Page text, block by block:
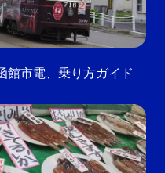
館市電、乗り方ガイド